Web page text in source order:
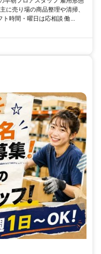
に売り場の商品整理や清掃、
時間・曜日は応相談 働...